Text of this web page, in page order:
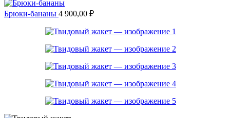
Брюки-бананы 4 900,00 ₽